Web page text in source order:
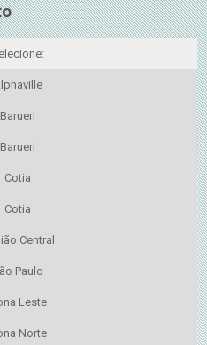
Barueri
Barueri
Cotia
Cotia
Central
Paulo
Leste
Norte